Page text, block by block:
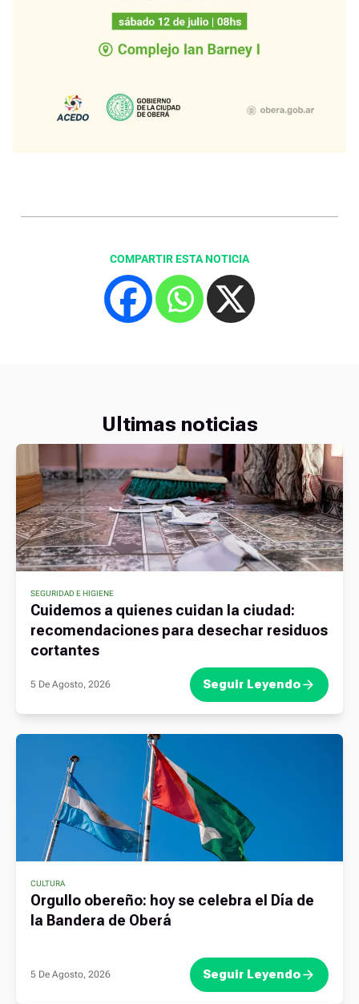
COMPARTIR ESTA NOTICIA
Ultimas noticias
SEGURIDAD E HIGIENE
Cuidemos a quienes cuidan la ciudad:
recomendaciones para desechar residuos
cortantes
5 De Agosto, 2026 Seguir Leyendo
CULTURA
Orgullo obereño: hoy se celebra el Día de
la Bandera de Oberá
5 De Agosto, 2026 Seguir Leyendo